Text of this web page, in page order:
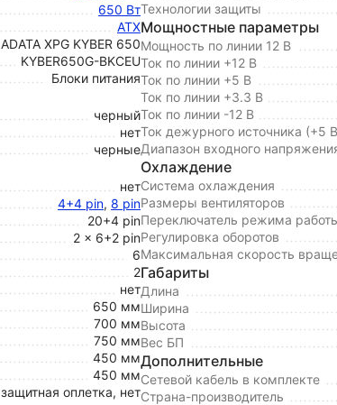
650 Вт
ATX
ADATA XPG KYBER 650
KYBER650G-BKCEU
Блоки питания
черный
нет
черные
нет
4+4 pin, 8 pin
20+4 pin
2 x 6+2 pin
6
2
нет
650 мм
700 мм
750 мм
450 мм
450 мм
защитная оплетка, нет
Технологии защиты
Мощностные параметры
Мощность по линии 12 В
Ток по линии +12 В
Ток по линии +5 В
Ток по линии +3.3 В
Ток по линии -12 В
Ток дежурного источника (+5
Диапазон входного
Охлаждение
Система охлаждения
Размеры вентиляторов
Переключатель режима
Регулировка оборотов
Максимальная скорость
Габариты
Длина
Ширина
Высота
Вес БП
Дополнительные
Сетевой кабель в комплекте
Страна-производитель